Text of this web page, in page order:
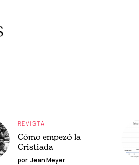
REVISTA
Cómo empezó la
Cristiada
por Jean Meyer